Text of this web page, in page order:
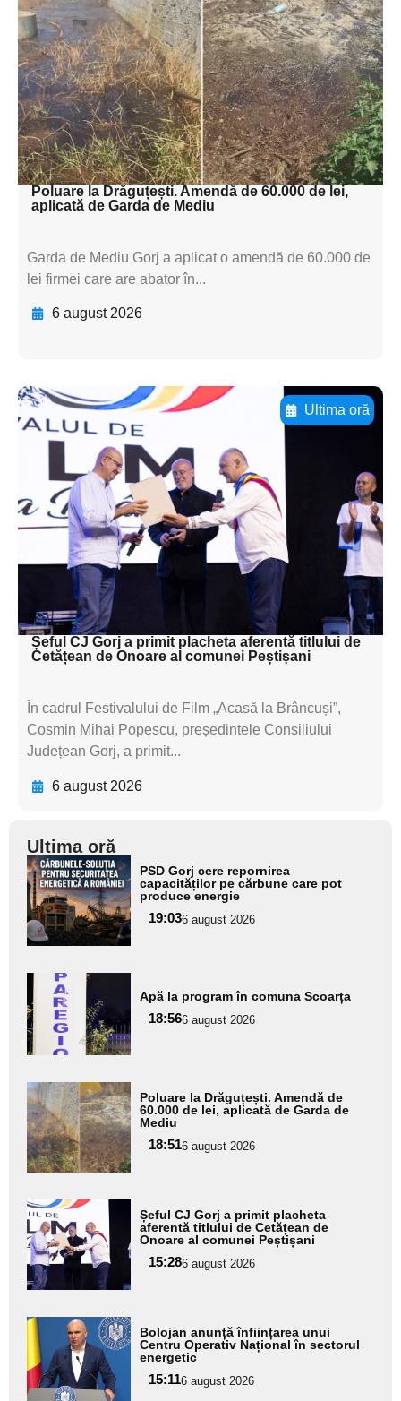
subtitluAdaugă aici
textul pentru
subtitluAdaugă aici
textul pentru
subtitluAdaugă aici
textul pentru subti
Poluare la Drăguțești. Amendă de 60.000 de lei,
aplicată de Garda de Mediu
Garda de Mediu Gorj a aplicat o amendă de 60.000 de
lei firmei care are abator în...
6 august 2026
Ultima oră
Adaugă aici textul pentru
subtitluAdaugă aici
textul pentru
subtitluAdaugă aici
textul pentru
subtitluAdaugă aici
textul pentru subti
Șeful CJ Gorj a primit placheta aferentă titlului de
Cetățean de Onoare al comunei Peștișani
În cadrul Festivalului de Film „Acasă la Brâncuși”,
Cosmin Mihai Popescu, președintele Consiliului
Județean Gorj, a primit...
6 august 2026
Ultima oră
Adaugă
aici textul
pentru
subtitlu
PSD Gorj cere repornirea
capacităților pe cărbune care pot
produce energie
19:036 august 2026
Adaugă
aici textul
pentru
subtitlu
Apă la program în comuna Scoarța
18:566 august 2026
Adaugă
aici textul
pentru
subtitlu
Poluare la Drăguțești. Amendă de
60.000 de lei, aplicată de Garda de
Mediu
18:516 august 2026
Adaugă
aici textul
pentru
subtitlu
Șeful CJ Gorj a primit placheta
aferentă titlului de Cetățean de
Onoare al comunei Peștișani
15:286 august 2026
Adaugă
aici textul
pentru
subtitlu
Bolojan anunță înființarea unui
Centru Operativ Național în sectorul
energetic
15:116 august 2026